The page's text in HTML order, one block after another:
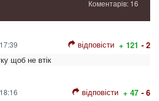
Коментарів: 16
відповісти + 121 - 2
щоб не втік
відповісти + 47 - 6